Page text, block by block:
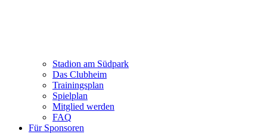
Stadion am Südpark
Das Clubheim
Trainingsplan
Spielplan
Mitglied werden
FAQ
Für Sponsoren